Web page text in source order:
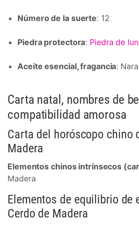
Número de la suerte: 12
Piedra protectora: Piedra de
Aceite esencial, fragancia:
Carta natal, nombres de
compatibilidad amorosa
Carta del horóscopo chino
Madera
Elementos chinos intrínsecos
Madera
Elementos de equilibrio de
Cerdo de Madera